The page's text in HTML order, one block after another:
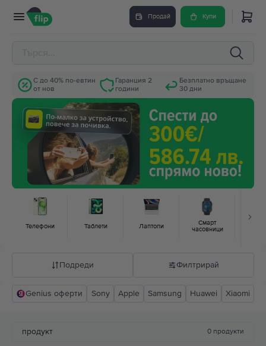
Продай Купи
С до 40% по-евтин
от нов
Гаранция 2
години
Безплатно връщане
30 дни
Телефони Таблети Лаптопи
Смарт
часовници
Подреди
Прероръчани от Flip
Филтрирай
Genius оферти Sony Apple Samsung Huawei Xiaomi
продукт 0 продукти